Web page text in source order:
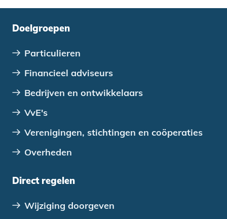
Doelgroepen
Particulieren
Financieel adviseurs
Bedrijven en ontwikkelaars
VvE's
Verenigingen, stichtingen en coöperaties
Overheden
Direct regelen
Wijziging doorgeven